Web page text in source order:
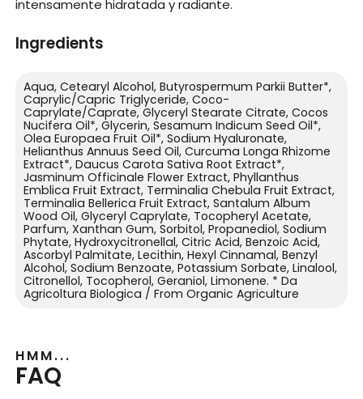
intensamente hidratada y radiante.
Ingredients
Aqua, Cetearyl Alcohol, Butyrospermum Parkii Butter*,
Caprylic/Capric Triglyceride, Coco-
Caprylate/Caprate, Glyceryl Stearate Citrate, Cocos
Nucifera Oil*, Glycerin, Sesamum Indicum Seed Oil*,
Olea Europaea Fruit Oil*, Sodium Hyaluronate,
Helianthus Annuus Seed Oil, Curcuma Longa Rhizome
Extract*, Daucus Carota Sativa Root Extract*,
Jasminum Officinale Flower Extract, Phyllanthus
Emblica Fruit Extract, Terminalia Chebula Fruit Extract,
Terminalia Bellerica Fruit Extract, Santalum Album
Wood Oil, Glyceryl Caprylate, Tocopheryl Acetate,
Parfum, Xanthan Gum, Sorbitol, Propanediol, Sodium
Phytate, Hydroxycitronellal, Citric Acid, Benzoic Acid,
Ascorbyl Palmitate, Lecithin, Hexyl Cinnamal, Benzyl
Alcohol, Sodium Benzoate, Potassium Sorbate, Linalool,
Citronellol, Tocopherol, Geraniol, Limonene. * Da
Agricoltura Biologica / From Organic Agriculture
HMM...
FAQ